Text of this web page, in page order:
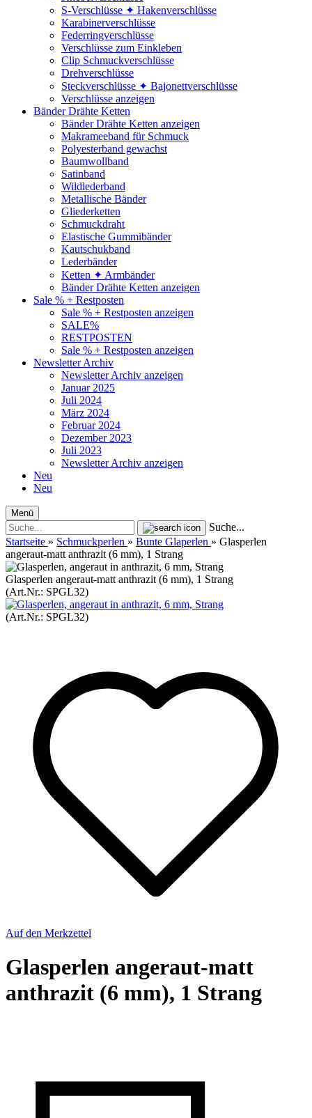
S-Verschlüsse ✦ Hakenverschlüsse
Karabinerverschlüsse
Federringverschlüsse
Verschlüsse zum Einkleben
Clip Schmuckverschlüsse
Drehverschlüsse
Steckverschlüsse ✦ Bajonettverschlüsse
Verschlüsse anzeigen
Bänder Drähte Ketten
Bänder Drähte Ketten anzeigen
Makrameeband für Schmuck
Polyesterband gewachst
Baumwollband
Satinband
Wildlederband
Metallische Bänder
Gliederketten
Schmuckdraht
Elastische Gummibänder
Kautschukband
Lederbänder
Ketten ✦ Armbänder
Bänder Drähte Ketten anzeigen
Sale % + Restposten
Sale % + Restposten anzeigen
SALE%
RESTPOSTEN
Sale % + Restposten anzeigen
Newsletter Archiv
Newsletter Archiv anzeigen
Januar 2025
Juli 2024
März 2024
Februar 2024
Dezember 2023
Juli 2023
Newsletter Archiv anzeigen
Neu
Neu
Menü
Suche...
Startseite » Schmuckperlen » Bunte Glaperlen » Glasperlen
angeraut-​matt anthrazit (6 mm), 1 Strang
Glasperlen angeraut-​matt anthrazit (6 mm), 1 Strang
(Art.Nr.: SPGL32)
(Art.Nr.: SPGL32)
Auf den Merkzettel
Glasperlen angeraut-​matt
anthrazit (6 mm), 1 Strang